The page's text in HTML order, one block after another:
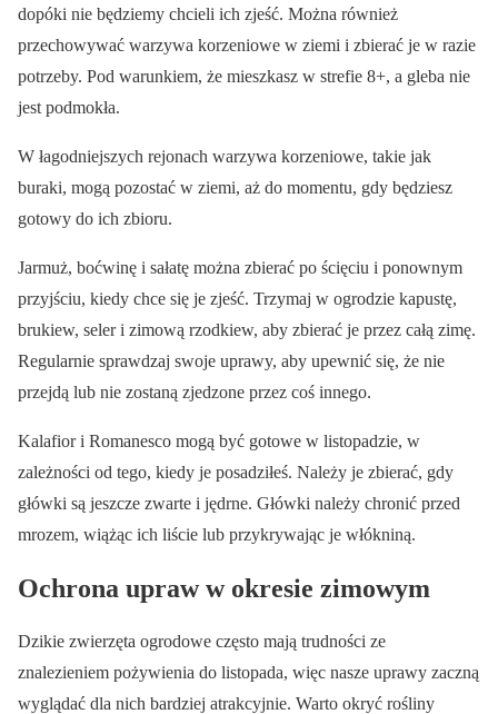
dopóki nie będziemy chcieli ich zjeść. Można również
przechowywać warzywa korzeniowe w ziemi i zbierać je w razie
potrzeby. Pod warunkiem, że mieszkasz w strefie 8+, a gleba nie
jest podmokła.
W łagodniejszych rejonach warzywa korzeniowe, takie jak
buraki, mogą pozostać w ziemi, aż do momentu, gdy będziesz
gotowy do ich zbioru.
Jarmuż, boćwinę i sałatę można zbierać po ścięciu i ponownym
przyjściu, kiedy chce się je zjeść. Trzymaj w ogrodzie kapustę,
brukiew, seler i zimową rzodkiew, aby zbierać je przez całą zimę.
Regularnie sprawdzaj swoje uprawy, aby upewnić się, że nie
przejdą lub nie zostaną zjedzone przez coś innego.
Kalafior i Romanesco mogą być gotowe w listopadzie, w
zależności od tego, kiedy je posadziłeś. Należy je zbierać, gdy
główki są jeszcze zwarte i jędrne. Główki należy chronić przed
mrozem, wiążąc ich liście lub przykrywając je włókniną.
Ochrona upraw w okresie zimowym
Dzikie zwierzęta ogrodowe często mają trudności ze
znalezieniem pożywienia do listopada, więc nasze uprawy zaczną
wyglądać dla nich bardziej atrakcyjnie. Warto okryć rośliny